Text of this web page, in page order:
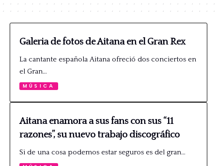
Galeria de fotos de Aitana en el Gran Rex
La cantante española Aitana ofreció dos conciertos en
el Gran…
MÚSICA
Aitana enamora a sus fans con sus “11
razones”, su nuevo trabajo discográfico
Si de una cosa podemos estar seguros es del gran…